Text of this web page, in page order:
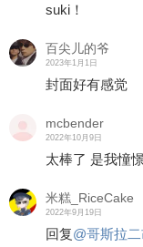
suki！
百尖儿的爷
2023年1月1日
封面好有感觉
mcbender
2022年10月9日
太棒了 是我憧
米糕_RiceCake
2022年9月19日
回复@哥斯拉二